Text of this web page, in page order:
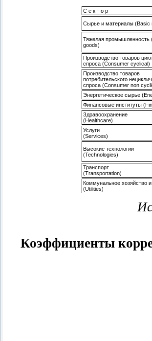
С е к т о р
Сырье и материалы (Basic
Тяжелая промышленность
goods)
Производство товаров
спроса (Consumer cyclical)
Производство товаров
потребительского
спроса (Consumer non
Энергетическое сырье
Финансовые институты
Здравоохранение
(Healthcare)
Услуги
(Services)
Высокие технологии
(Technologies)
Транспорт
(Transportation)
Коммунальное хозяйство и
(Utilities)
Коэффициенты